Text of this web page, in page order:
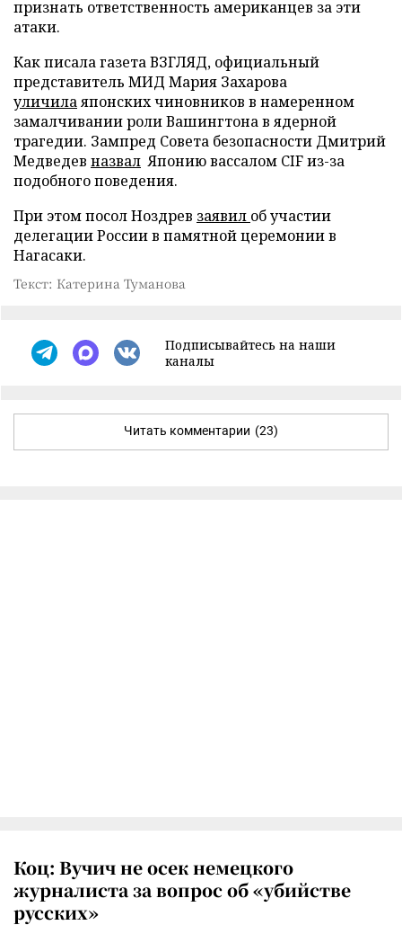
признать ответственность американцев за эти
атаки.
Как писала газета ВЗГЛЯД, официальный
представитель МИД Мария Захарова
уличилаяпонских чиновников в намеренном
замалчивании роли Вашингтона в ядерной
трагедии. Зампред Совета безопасности Дмитрий
Медведев назвал Японию вассалом CIF из-за
подобного поведения.
При этом посол Ноздрев заявил об участии
делегации России в памятной церемонии в
Нагасаки.
Текст: Катерина Туманова
Подписывайтесь на наши
каналы
Читать комментарии (23)
Коц: Вучич не осек немецкого
журналиста за вопрос об «убийстве
русских»